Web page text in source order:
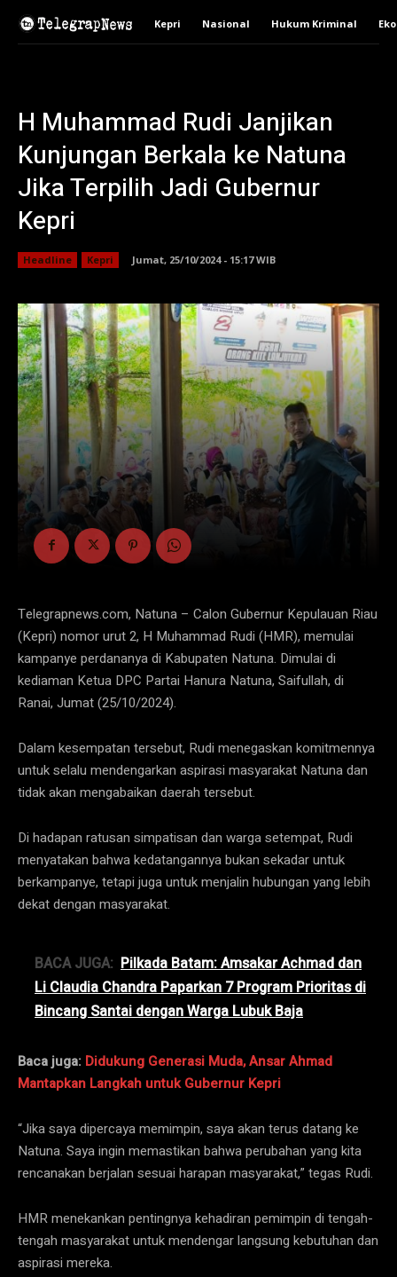
Kepri Nasional Hukum Kriminal
H Muhammad Rudi Janjikan
Kunjungan Berkala ke Natuna
Jika Terpilih Jadi Gubernur
Kepri
Headline Kepri Jumat, 25/10/2024 - 15:17 WIB
Telegrapnews.com, Natuna – Calon Gubernur Kepulauan Riau
(Kepri) nomor urut 2, H Muhammad Rudi (HMR), memulai
kampanye perdananya di Kabupaten Natuna. Dimulai di
kediaman Ketua DPC Partai Hanura Natuna, Saifullah, di
Ranai, Jumat (25/10/2024).
Dalam kesempatan tersebut, Rudi menegaskan komitmennya
untuk selalu mendengarkan aspirasi masyarakat Natuna dan
tidak akan mengabaikan daerah tersebut.
Di hadapan ratusan simpatisan dan warga setempat, Rudi
menyatakan bahwa kedatangannya bukan sekadar untuk
berkampanye, tetapi juga untuk menjalin hubungan yang lebih
dekat dengan masyarakat.
BACA JUGA: Pilkada Batam: Amsakar Achmad dan
Li Claudia Chandra Paparkan 7 Program Prioritas di
Bincang Santai dengan Warga Lubuk Baja
Baca juga: Didukung Generasi Muda, Ansar Ahmad
Mantapkan Langkah untuk Gubernur Kepri
“Jika saya dipercaya memimpin, saya akan terus datang ke
Natuna. Saya ingin memastikan bahwa perubahan yang kita
rencanakan berjalan sesuai harapan masyarakat,” tegas Rudi.
HMR menekankan pentingnya kehadiran pemimpin di tengah-
tengah masyarakat untuk mendengar langsung kebutuhan dan
aspirasi mereka.